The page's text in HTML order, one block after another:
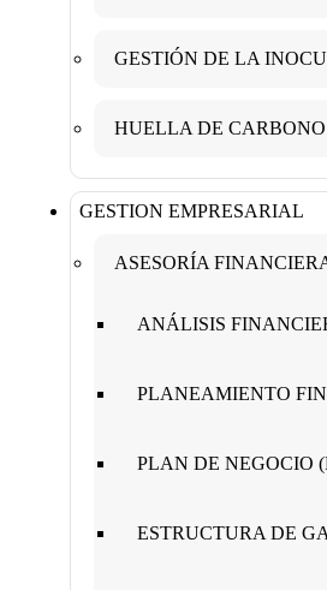
GESTIÓN DE LA
HUELLA DE CARBONO
GESTION EMPRESARIAL
ASESORÍA
ANÁLISIS
PLANEAMIENTO
PLAN DE NEGOCIO
ESTRUCTURA DE